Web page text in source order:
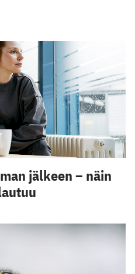
jälkeen – näin